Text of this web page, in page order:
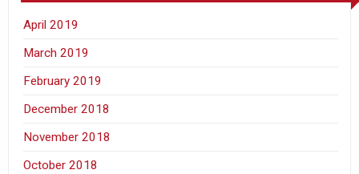
April 2019
March 2019
February 2019
December 2018
November 2018
October 2018